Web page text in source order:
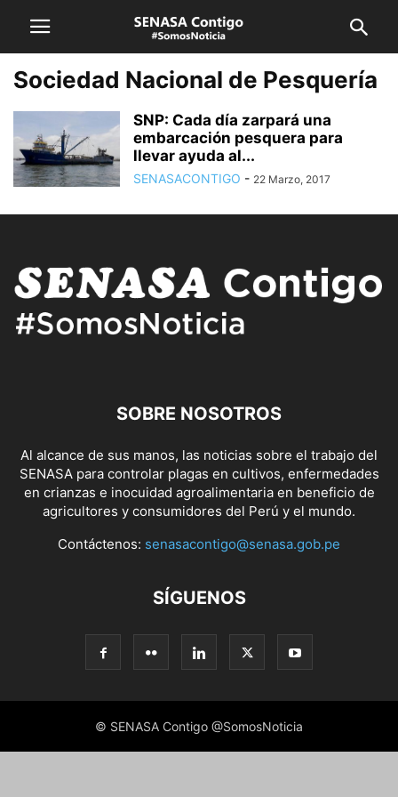
Sociedad Nacional de Pesquería
SNP: Cada día zarpará una
embarcación pesquera para
llevar ayuda al...
SENASACONTIGO - 22 Marzo, 2017
SOBRE NOSOTROS
Al alcance de sus manos, las noticias sobre el trabajo del
SENASA para controlar plagas en cultivos, enfermedades
en crianzas e inocuidad agroalimentaria en beneficio de
agricultores y consumidores del Perú y el mundo.
Contáctenos: senasacontigo@senasa.gob.pe
SÍGUENOS
© SENASA Contigo @SomosNoticia